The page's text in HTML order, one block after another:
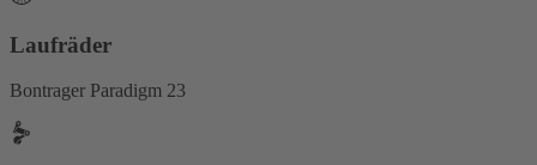
Laufräder
Bontrager Paradigm 23